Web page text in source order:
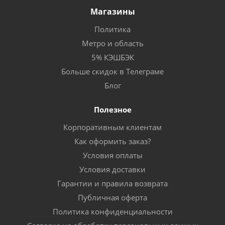
Магазины
Политика
Метро и область
5% КЭШБЭК
Больше скидок в Телеграме
Блог
Полезное
Корпоративным клиентам
Как оформить заказ?
Условия оплаты
Условия доставки
Гарантии и правила возврата
Публичная оферта
Политика конфиденциальности